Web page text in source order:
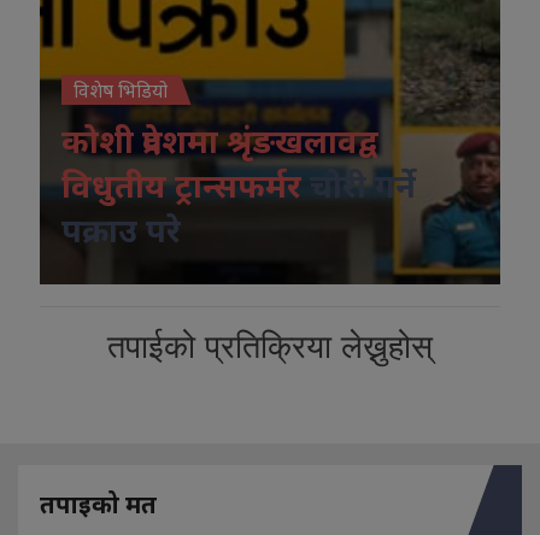
विशेष भिडियो
कोशी प्रदेशमा श्रृंङखलावद्व
विधुतीय ट्रान्सफर्मर
चोरी गर्ने
पक्राउ परे
तपाईको प्रतिक्रिया लेख्नुहोस्
तपाइको मत